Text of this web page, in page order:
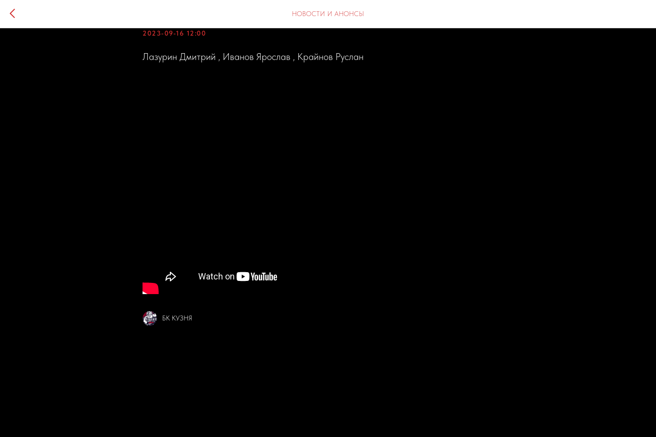
НОВОСТИ И АНОНСЫ
Круговая тренировка 👊🏻
2023-09-16 12:00
Лазурин Дмитрий , Иванов Ярослав , Крайнов Руслан
БК КУЗНЯ